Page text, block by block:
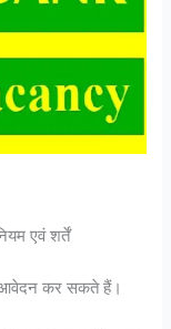
एवं शर्तें
आवेदन कर सकते हैं।